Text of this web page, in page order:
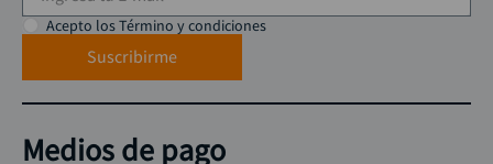
Acepto los Término y condiciones
Suscribirme
Medios de pago